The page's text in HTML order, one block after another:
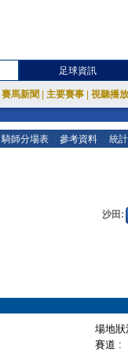
足球資訊
賽馬新聞 主要賽事 視聽播
騎師分場表 參考資料 統
沙田:
場地
賽道 :